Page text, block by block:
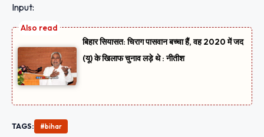
Input:
बिहार सियासत: चिराग पासवान बच्चा हैं, वह 2020 में जद
(यू) के खिलाफ चुनाव लड़े थे : नीतीश
TAGS: #bihar